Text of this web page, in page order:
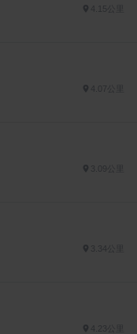
4.15公里
4.07公里
3.34公里
4.23公里